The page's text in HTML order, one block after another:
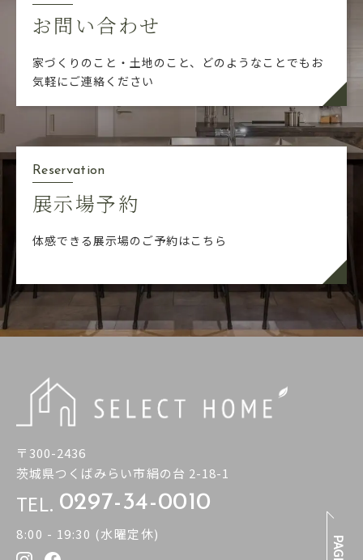
お問い合わせ
家づくりのこと・土地のこと、どのようなことでも お
気軽にご連絡ください
Reservation
展示場予約
体感できる展示場のご予約はこちら
〒300-2436
茨城県つくばみらい市絹の台 2-18-1
TEL. 0297-34-0010
8:00 - 19:30 (水曜定休)